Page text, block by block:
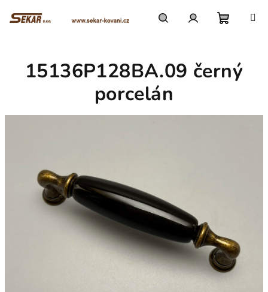
košík
15136P128BA.09 černý
porcelán